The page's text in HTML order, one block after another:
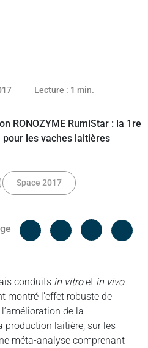
Lecture : 1 min.
Space 2017
Facebook
conduits in vitroet in vivo
montré l’effet robuste de
de la
production laitière, sur les
ne méta-analyse comprenant